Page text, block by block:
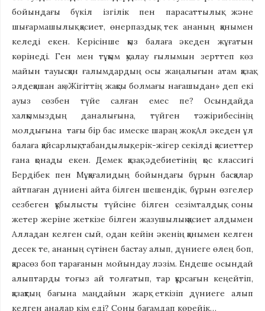
бойындағы бүкіл ізгілік пен парасаттылық және
шығармашылық қасиет, өнерпаздық, тек ананың қанымен
келеді екен. Керісінше қыз балаға әкеден жұғатын
көрінеді. Ген мен тұқым қуалау ғылымын зерттеп көз
майын тауысқан ғалымдардың осы жаңалығын атам қазақ
әлдеқашан ақ «Жігіттің жақсы болмағы нағашыдан» деп екі
ауыз сөзбен түйе салған емес пе? Осындайда
халқымыздың даналығына, түйген тәжірибесінің
молдығына тағы бір бас имеске шараң жоқ. Ал әкеден ұл
балаға қайсарлық, табандылық, ерік-жігер секілді қасиеттер
ғана қонады екен. Демек қазақ әдебиетінің қос классигі
Бердібек пен Мұқағалидың бойындағы бұрын басқалар
айтпаған дүниені айта білген шешендік, бұрын өзгелер
сезбеген құбылысты түйсіне білген сезімталдық, соны
жетер жеріне жеткізе білген жазушылық қасиет алдымен
Алладан келген сый, одан кейін әкенің қанымен келген
десек те, ананың сүтінен бастау алып, дүниеге өлең боп,
қарасөз боп тарағанын мойындау ләзім. Ендеше осындай
алыптарды тоғыз ай толғатып, тар құрсағын кеңейтіп,
қазақтың бағына маңдайын жарқ еткізіп дүниеге алып
келген аналар кім еді? Соны бағамдап көрейік…